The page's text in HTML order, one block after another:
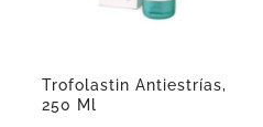
Trofolastin Antiestrías,
250 Ml